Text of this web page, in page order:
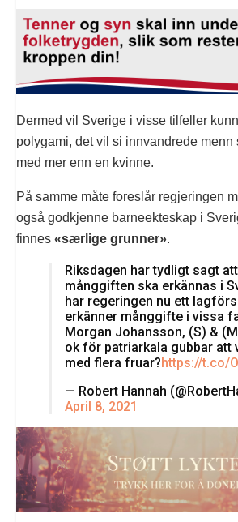
Dermed vil Sverige i visse tilfeller
polygami, det vil si innvandrede menn
med mer enn en kvinne.
På samme måte foreslår regjeringen
også godkjenne barneekteskap i
finnes «særlige grunner».
Riksdagen har tydligt sagt att
månggiften ska erkännas i
har regeringen nu ett
erkänner månggifte i vissa
Morgan Johansson, (S) &
ok för patriarkala gubbar att
med flera fruar? https://t.co/
— Robert Hannah
April 8, 2021